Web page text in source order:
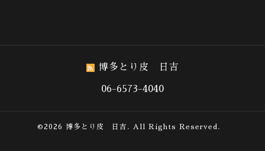
博多とり皮 日吉
06-6573-4040
©2026 博多とり皮 日吉 . All Rights Reserved.